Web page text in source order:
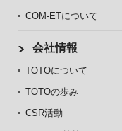
COM-ETについて
会社情報
TOTOについて
TOTOの歩み
CSR活動